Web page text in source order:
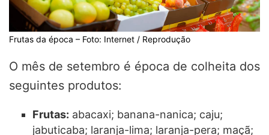
Frutas da época – Foto: Internet / Reprodução
O mês de setembro é época de colheita dos
seguintes produtos:
Frutas: abacaxi; banana-nanica; caju;
jabuticaba; laranja-lima; laranja-pera; maçã;